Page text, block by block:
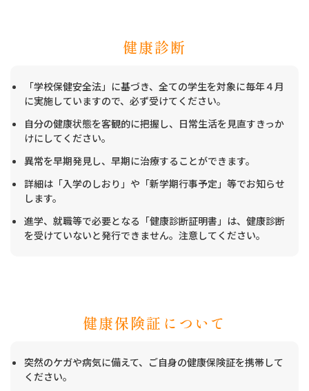
健康診断
「学校保健安全法」に基づき、全ての学生を対象に毎年４月
に実施していますので、必ず受けてください。
自分の健康状態を客観的に把握し、日常生活を見直すきっか
けにしてください。
異常を早期発見し、早期に治療することができます。
詳細は「入学のしおり」や「新学期行事予定」等でお知らせ
します。
進学、就職等で必要となる「健康診断証明書」は、健康診断
を受けていないと発行できません。注意してください。
健康保険証について
突然のケガや病気に備えて、ご自身の健康保険証を携帯して
ください。